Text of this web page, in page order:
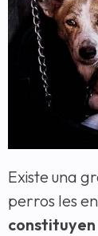
Existe una
perros les